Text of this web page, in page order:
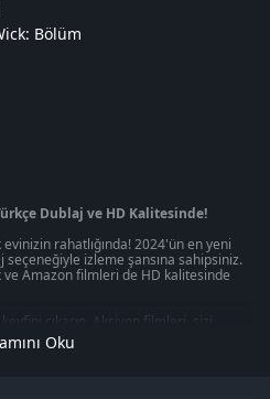
Bölüm
Dublaj ve HD Kalitesinde!
evinizin rahatlığında! 2024'ün en yeni
izleme şansına sahipsiniz.
Amazon filmleri de HD kalitesinde
keyfini çıkarın. Aksiyon filmleri, sizi
macera filmleri sizi uzak diyarlara
anlar yaşamanızı sağlarken, en
Oku